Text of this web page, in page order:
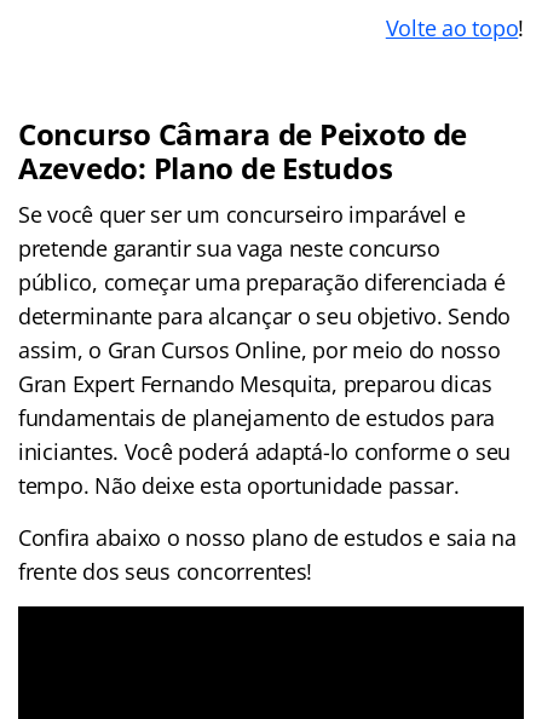
Volte ao topo!
Concurso Câmara de Peixoto de
Azevedo: Plano de Estudos
Se você quer ser um concurseiro imparável e
pretende garantir sua vaga neste concurso
público, começar uma preparação diferenciada é
determinante para alcançar o seu objetivo. Sendo
assim, o Gran Cursos Online, por meio do nosso
Gran Expert Fernando Mesquita, preparou dicas
fundamentais de planejamento de estudos para
iniciantes. Você poderá adaptá-lo conforme o seu
tempo. Não deixe esta oportunidade passar.
Confira abaixo o nosso plano de estudos e saia na
frente dos seus concorrentes!